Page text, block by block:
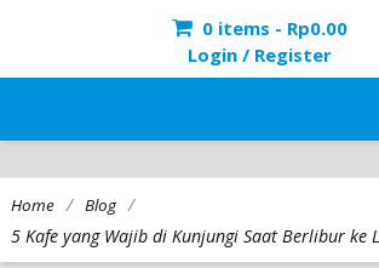
0 items - Rp0.00
Login / Register
Home / Blog /
5 Kafe yang Wajib di Kunjungi Saat Berlibur ke